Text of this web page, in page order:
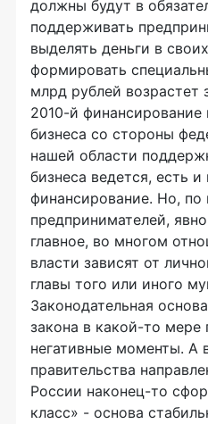
должны будут в
поддерживать
выделять деньги в
формировать
млрд рублей возрастет
2010-й финансирование
бизнеса со стороны
нашей области
бизнеса ведется, есть
финансирование. Но,
предпринимателей,
главное, во многом
власти зависят от
главы того или иного
Законодательная
закона в какой-то мере
негативные моменты. А
правительства
России наконец-то
класс» - основа